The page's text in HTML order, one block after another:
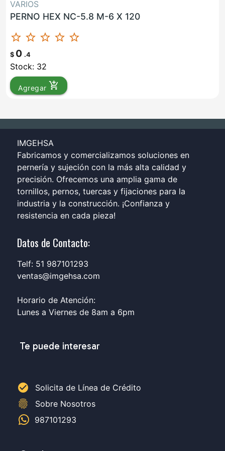
VARIOS
PERNO HEX NC-5.8 M-6 X 120
star_border star_border star_border star_border star_border
$ 0 .4
Stock: 32
Agregar add_shopping_cart
IMGEHSA
Fabricamos y comercializamos soluciones en
pernería y sujeción con la más alta calidad y
precisión. Ofrecemos una amplia gama de
tornillos, pernos, tuercas y fijaciones para la
industria y la construcción. ¡Confianza y
resistencia en cada pieza!
Datos de Contacto:
Telf: 51 987101293
ventas@imgehsa.com
Horario de Atención:
Lunes a Viernes de 8am a 6pm
Te puede interesar
check_circle Solicita de Línea de Crédito
fingerprint
Sobre Nosotros
987101293